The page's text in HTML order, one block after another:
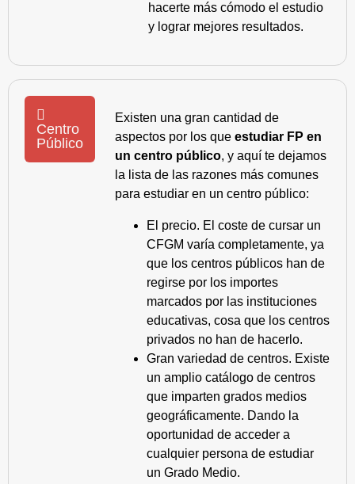
hacerte más cómodo el estudio
y lograr mejores resultados.
Centro
Público
Existen una gran cantidad de
aspectos por los que estudiar FP en
un centro público, y aquí te dejamos
la lista de las razones más comunes
para estudiar en un centro público:
El precio. El coste de cursar un
CFGM varía completamente, ya
que los centros públicos han de
regirse por los importes
marcados por las instituciones
educativas, cosa que los centros
privados no han de hacerlo.
Gran variedad de centros. Existe
un amplio catálogo de centros
que imparten grados medios
geográficamente. Dando la
oportunidad de acceder a
cualquier persona de estudiar
un Grado Medio.